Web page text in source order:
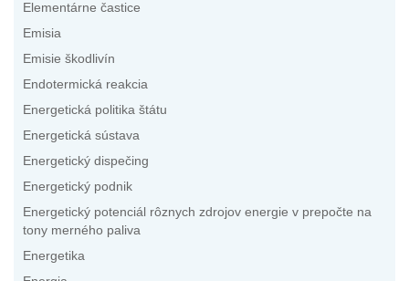
Elementárne častice
Emisia
Emisie škodlivín
Endotermická reakcia
Energetická politika štátu
Energetická sústava
Energetický dispečing
Energetický podnik
Energetický potenciál rôznych zdrojov energie v prepočte na
tony merného paliva
Energetika